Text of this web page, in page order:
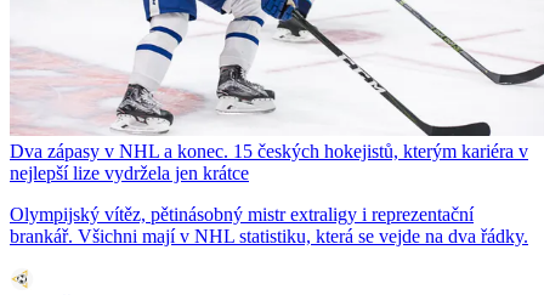
Dva zápasy v NHL a konec. 15 českých hokejistů, kterým kariéra v
nejlepší lize vydržela jen krátce
Olympijský vítěz, pětinásobný mistr extraligy i reprezentační
brankář. Všichni mají v NHL statistiku, která se vejde na dva řádky.